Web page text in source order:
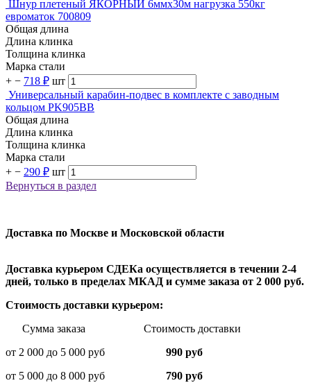
Шнур плетеный ЯКОРНЫЙ 6ммх30м нагрузка 550кг
евроматок 700809
Общая длина
Длина клинка
Толщина клинка
Марка стали
+ − 718 ₽ шт
Универсальный карабин-подвес в комплекте с заводным
кольцом PK905BB
Общая длина
Длина клинка
Толщина клинка
Марка стали
+ − 290 ₽ шт
Вернуться в раздел
Доставка по Москве и Московской области
Доставка курьером СДЕКа осуществляется в течении 2-4
дней, только в пределах МКАД и сумме заказа от 2 000 руб.
Стоимость доставки курьером:
Сумма заказа Стоимость доставки
от 2 000 до 5 000 руб
990 руб
от 5 000 до 8 000 руб 790 руб